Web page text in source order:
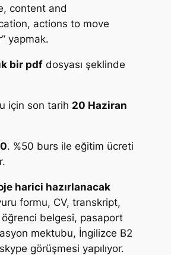
content and
actions to move
yapmak.
bir pdfdosyası şeklinde
için son tarih 20 Haziran
. %50 burs ile eğitim ücreti
harici hazırlanacak
formu, CV, transkript,
belgesi, pasaport
mektubu, İngilizce B2
görüşmesi yapılıyor.